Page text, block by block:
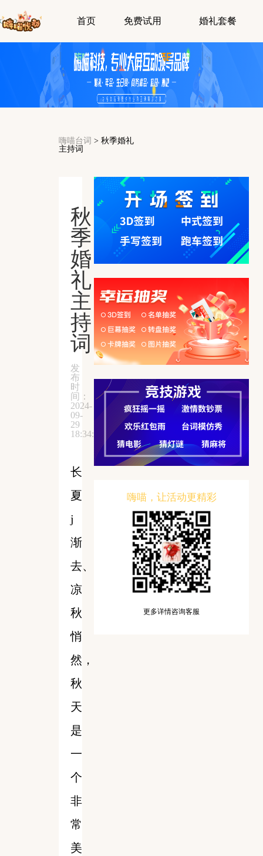
首页 免费试用 婚礼套餐
嗨喵台词 > 秋季婚礼
主持词
秋
季
婚
礼
主
持
词
发
布
时
间：
2024-
09-
29
18:34:58
长
夏
j
渐
去、
凉
秋
悄
然，
秋
天
是
一
个
非
常
美
嗨喵，让活动更精彩
更多详情咨询客服